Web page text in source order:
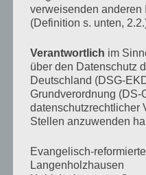
2727.
2026
2828.
2026
2929.
August
2026
August
2026
2026
1010.
August
2026
1111.
August
2026
12 12.
2026
1717.
August
2026
1818.
August
2026
1919.
2424.
August
2026
2525.
August
2026
2626.
31
August
1.
September
22.
TAGESLOSUNG
verweisenden anderen
(Definition s. unten,
Verantwortlich im
über den Datenschutz
Deutschland (DSG-
Grundverordnung (DS-
datenschutzrechtlicher
Stellen anzuwenden
Evangelisch-
Langenholzhausen